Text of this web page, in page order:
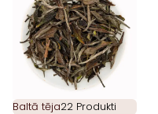
Baltā tēja22 Produkti